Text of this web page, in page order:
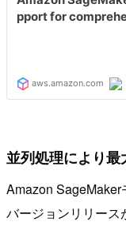
並列処理により
Amazon
バージョンリリース